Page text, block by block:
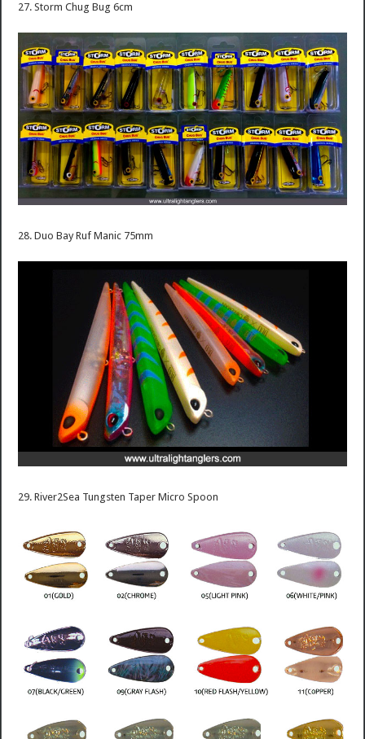
27. Storm Chug Bug 6cm
28. Duo Bay Ruf Manic 75mm
29. River2Sea Tungsten Taper Micro Spoon